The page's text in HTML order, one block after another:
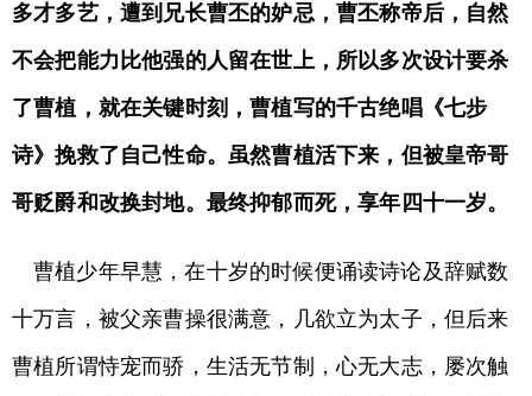
多才多艺，遭到兄长曹丕的妒忌，曹丕称帝后，自然
不会把能力比他强的人留在世上，所以多次设计要杀
了曹植，就在关键时刻，曹植写的千古绝唱《七步
诗》挽救了自己性命。虽然曹植活下来，但被皇帝哥
哥贬爵和改换封地。最终抑郁而死，享年四十一岁。
曹植少年早慧，在十岁的时候便诵读诗论及辞赋数
十万言，被父亲曹操很满意，几欲立为太子，但后来
曹植所谓恃宠而骄，生活无节制，心无大志，屡次触